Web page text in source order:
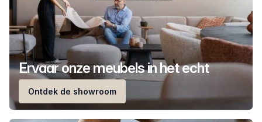
Ervaar onze meubels in het echt
Ontdek de showroom